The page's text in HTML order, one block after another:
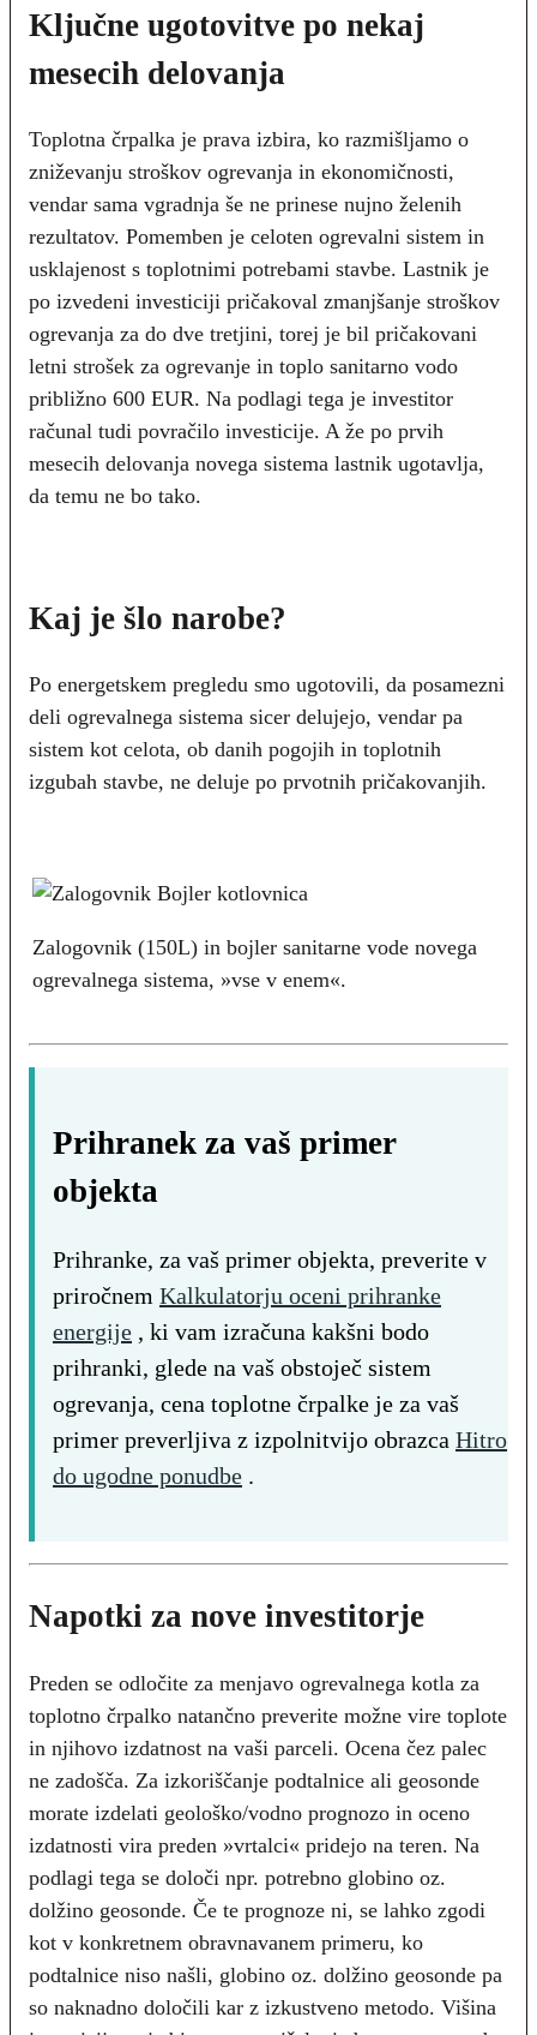
Ključne ugotovitve po nekaj
mesecih delovanja
Toplotna črpalka je prava izbira, ko razmišljamo o
zniževanju stroškov ogrevanja in ekonomičnosti,
vendar sama vgradnja še ne prinese nujno želenih
rezultatov. Pomemben je celoten ogrevalni sistem in
usklajenost s toplotnimi potrebami stavbe. Lastnik je
po izvedeni investiciji pričakoval zmanjšanje stroškov
ogrevanja za do dve tretjini, torej je bil pričakovani
letni strošek za ogrevanje in toplo sanitarno vodo
približno 600 EUR. Na podlagi tega je investitor
računal tudi povračilo investicije. A že po prvih
mesecih delovanja novega sistema lastnik ugotavlja,
da temu ne bo tako.
Kaj je šlo narobe?
Po energetskem pregledu smo ugotovili, da posamezni
deli ogrevalnega sistema sicer delujejo, vendar pa
sistem kot celota, ob danih pogojih in toplotnih
izgubah stavbe, ne deluje po prvotnih pričakovanjih.
Zalogovnik (150L) in bojler sanitarne vode novega
ogrevalnega sistema, »vse v enem«.
Prihranek za vaš primer
objekta
Prihranke, za vaš primer objekta, preverite v
priročnem Kalkulatorju oceni prihranke
energije , ki vam izračuna kakšni bodo
prihranki, glede na vaš obstoječ sistem
ogrevanja, cena toplotne črpalke je za vaš
primer preverljiva z izpolnitvijo obrazca Hitro
do ugodne ponudbe .
Napotki za nove investitorje
Preden se odločite za menjavo ogrevalnega kotla za
toplotno črpalko natančno preverite možne vire toplote
in njihovo izdatnost na vaši parceli. Ocena čez palec
ne zadošča. Za izkoriščanje podtalnice ali geosonde
morate izdelati geološko/vodno prognozo in oceno
izdatnosti vira preden »vrtalci« pridejo na teren. Na
podlagi tega se določi npr. potrebno globino oz.
dolžino geosonde. Če te prognoze ni, se lahko zgodi
kot v konkretnem obravnavanem primeru, ko
podtalnice niso našli, globino oz. dolžino geosonde pa
so naknadno določili kar z izkustveno metodo. Višina